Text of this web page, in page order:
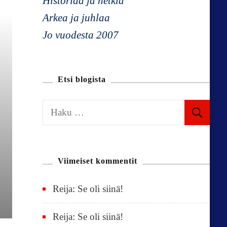
Arkea ja juhlaa
Jo vuodesta 2007
Etsi blogista
a
Viimeiset kommentit
Reija: Se oli siinä!
Reija: Se oli siinä!